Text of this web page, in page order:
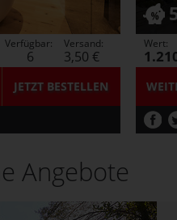
JETZT BESTELLEN
Verfügbar:
6
Versand:
3,50 €
Wert:
Angebote